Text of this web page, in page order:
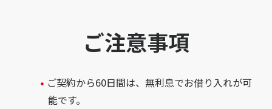
ご注意事項
ご契約から60日間は、無利息でお借り入れが可
能です。